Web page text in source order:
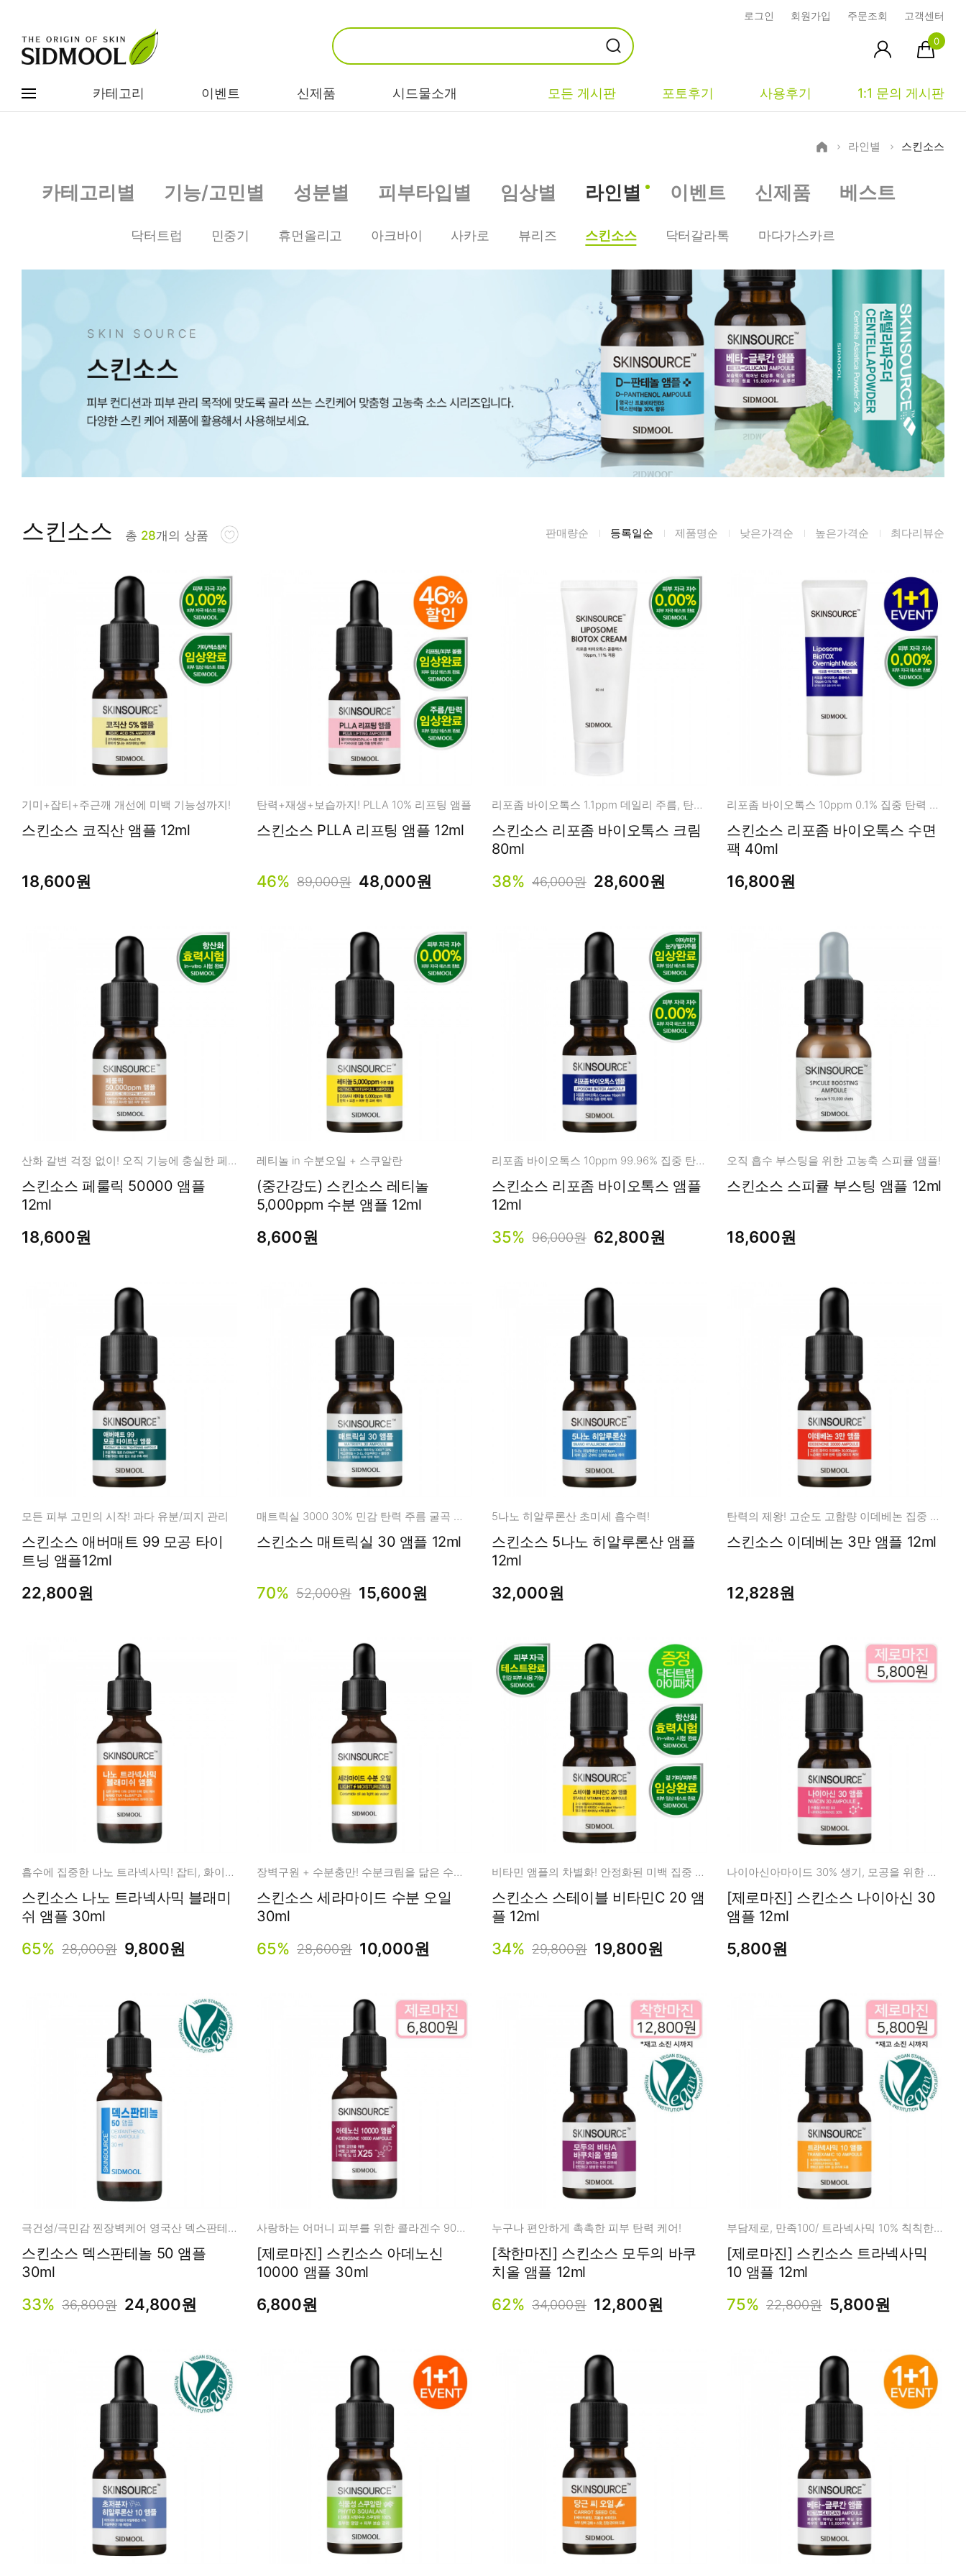
로그인 회원가입 주문조회 고객센터
0
카테고리 이벤트 신제품 시드물소개 모든 게시판 포토후기 사용후기 1:1 문의 게시판
카테고리별
피부타입별
베스트
이벤트
비누/클렌징
마스크/팩/필링
크림
바디/헤어/핸드/
건강식품
트러블/시카
민감/건조/속당
각질관리
레이저관리
미취학
청소년
남성화장품
내츄럴99
EGF/FGF/IGF
콜라겐
녹차/EGCG
알로에
어성초
아하/바하/파하/
라하
글루타치온
복합성
민감성
시사모
상품문의
전 어떻게 써요?
공지사항
미생물&방사능
검사
텍스트 사용후기
포토사용 후기
성분사전
해외배송문의
라인별 스킨소스
카테고리별 기능/고민별 성분별 피부타입별 임상별 라인별 이벤트 신제품 베스트
닥터트럽 민중기 휴먼올리고 아크바이 사카로 뷰리즈 스킨소스 닥터갈라톡 마다가스카르
스킨소스 총 28개의 상품 판매량순 등록일순 제품명순 낮은가격순 높은가격순 최다리뷰순
기미+잡티+주근깨 개선에 미백 기능성까지!
스킨소스 코직산 앰플 12ml
18,600원
탄력+재생+보습까지! PLLA 10% 리프팅 앰플
스킨소스 PLLA 리프팅 앰플 12ml
46% 89,000원 48,000원
리포좀 바이오톡스 1.1ppm 데일리 주름, 탄력 케어!
스킨소스 리포좀 바이오톡스 크림
80ml
38% 46,000원 28,600원
리포좀 바이오톡스 10ppm 0.1% 집중 탄력 숙면팩!
스킨소스 리포좀 바이오톡스 수면
팩 40ml
16,800원
산화 갈변 걱정 없이! 오직 기능에 충실한 페룰릭 앰플
스킨소스 페룰릭 50000 앰플
12ml
18,600원
레티놀 in 수분오일 + 스쿠알란
(중간강도) 스킨소스 레티놀
5,000ppm 수분 앰플 12ml
8,600원
리포좀 바이오톡스 10ppm 99.96% 집중 탄력 케어!
스킨소스 리포좀 바이오톡스 앰플
12ml
35% 96,000원 62,800원
오직 흡수 부스팅을 위한 고농축 스피큘 앰플!
스킨소스 스피큘 부스팅 앰플 12ml
18,600원
모든 피부 고민의 시작! 과다 유분/피지 관리
스킨소스 애버매트 99 모공 타이
트닝 앰플12ml
22,800원
매트릭실 3000 30% 민감 탄력 주름 굴곡 케어!
스킨소스 매트릭실 30 앰플 12ml
70% 52,000원 15,600원
5나노 히알루론산 초미세 흡수력!
스킨소스 5나노 히알루론산 앰플
12ml
32,000원
탄력의 제왕! 고순도 고함량 이데베논 집중 케어 앰플
스킨소스 이데베논 3만 앰플 12ml
12,828원
흡수에 집중한 나노 트라넥사믹! 잡티, 화이트닝 케어!
스킨소스 나노 트라넥사믹 블래미
쉬 앰플 30ml
65% 28,000원 9,800원
장벽구원 + 수분충만! 수분크림을 닮은 수분오일
스킨소스 세라마이드 수분 오일
30ml
65% 28,600원 10,000원
비타민 앰플의 차별화! 안정화된 미백 집중 케어
스킨소스 스테이블 비타민C 20 앰
플 12ml
34% 29,800원 19,800원
나이아신아마이드 30% 생기, 모공을 위한 믹스템!
[제로마진] 스킨소스 나이아신 30
앰플 12ml
5,800원
극건성/극민감 찐장벽케어 영국산 덱스판테놀 50%
스킨소스 덱스판테놀 50 앰플
30ml
33% 36,800원 24,800원
사랑하는 어머니 피부를 위한 콜라겐수 90% + 아데노신 앰플
[제로마진] 스킨소스 아데노신
10000 앰플 30ml
6,800원
누구나 편안하게 촉촉한 피부 탄력 케어!
[착한마진] 스킨소스 모두의 바쿠
치올 앰플 12ml
62% 34,000원 12,800원
부담제로, 만족100/ 트라넥사믹 10% 칙칙한피부, 다크스팟, 에이지스팟
[제로마진] 스킨소스 트라넥사믹
10 앰플 12ml
75% 22,800원 5,800원